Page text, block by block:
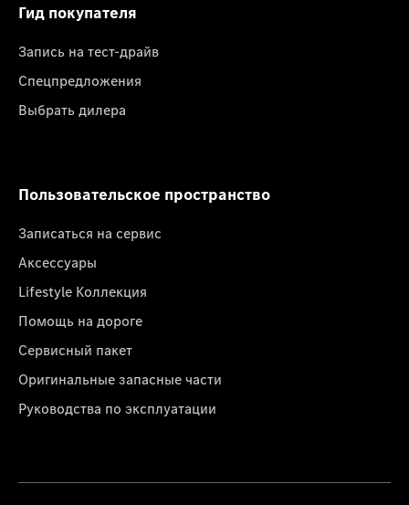
Гид покупателя
Запись на тест-драйв
Спецпредложения
Выбрать дилера
Пользовательское пространство
Записаться на сервис
Аксессуары
Lifestyle Коллекция
Помощь на дороге
Сервисный пакет
Оригинальные запасные части
Руководства по эксплуатации